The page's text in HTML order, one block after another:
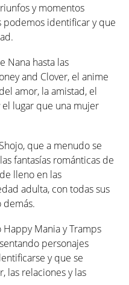
y momentos
podemos identificar y que
Nana hasta las
and Clover, el anime
amor, la amistad, el
lugar que una mujer
que a menudo se
fantasías románticas de
lleno en las
adulta, con todas sus
demás.
Mania y Tramps
personajes
y que se
las relaciones y las